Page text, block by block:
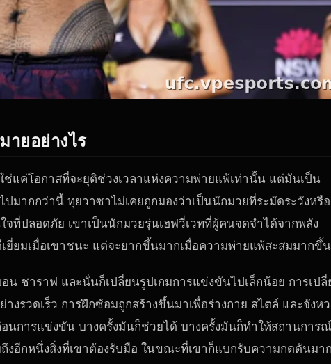
ยอย่างไร
แค่โอกาสที่จะยุติช่วงเวลาแห่งความพ่ายแพ้เท่านั้น แต่มันเป็น
มากกว่านี้ ทุยวาซาไม่เคยถูกมองว่าเป็นนักมวยที่ระมัดระวังหรือ
ที่ปลอดภัย เขาเป็นนักมวยรุ่นเฮฟวี่เวทที่ผู้คนจดจำได้จากพลัง
ยี่ยมเมื่อเขาชนะ แต่จะยากขึ้นมากเมื่อความพ่ายแพ้สะสมมากขึ้น
ชาราฟ และนั่นก็เปลี่ยนรูปเกมการแข่งขันไปเล็กน้อย การเปลี่
รวดเร็ว การฝึกซ้อมถูกสร้างขึ้นมาเพื่อร่างกาย สไตล์ และจังห
นการแข่งขัน บางครั้งมันก็ช่วยได้ บางครั้งมันก็ทำให้สถานการ
อีกหนึ่งสิ่งที่เขาต้องรับมือ ในขณะที่เขาก็แบกรับความกดดันมาก